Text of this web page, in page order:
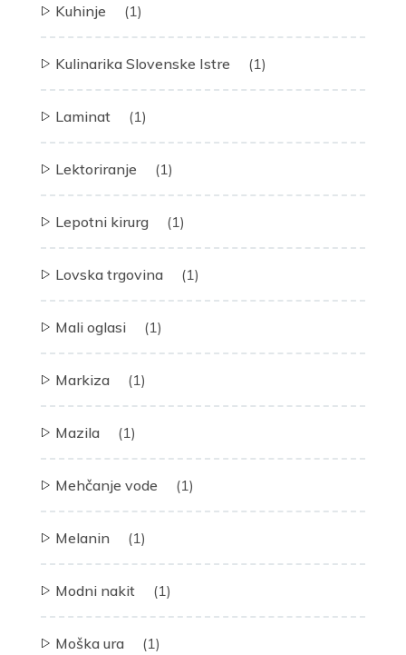
Kuhinje (1)
Kulinarika Slovenske Istre (1)
Laminat (1)
Lektoriranje (1)
Lepotni kirurg (1)
Lovska trgovina (1)
Mali oglasi (1)
Markiza (1)
Mazila (1)
Mehčanje vode (1)
Melanin (1)
Modni nakit (1)
Moška ura (1)